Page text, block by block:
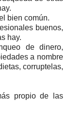
bien común.
buenos,
hay.
de dinero,
a nombre
corruptelas,
propio de las